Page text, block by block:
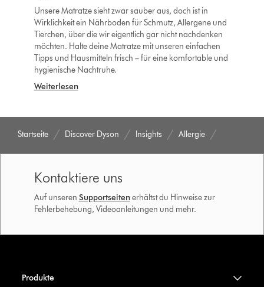
Unsere Matratze sieht zwar sauber aus, doch ist in
Wirklichkeit ein Nährboden für Schmutz, Allergene und
Tierchen, über die wir eigentlich gar nicht nachdenken
möchten. Halte deine Matratze mit unseren einfachen
Tipps und Hausmitteln frisch – für eine komfortable und
hygienische Nachtruhe.
Weiterlesen
Startseite Discover Dyson Insights Allergie
Kontaktiere uns
Auf unseren Supportseiten erhältst du Hinweise zur
Fehlerbehebung, Videoanleitungen und mehr.
Produkte